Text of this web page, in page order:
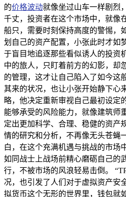
的价格波动就像坐过山车一样剧烈
千丈，投资者在这个市场中，就像
船只，需要时刻保持高度的警惕，
划自己的资产配置，小张此时才如
于盲目地追逐那些看似诱人的投资
中的旅人，只盯着前方的幻影，却
的管理，这才让自己陷入了如今这
其来的状况，也让小张开始静下心
略，他决定重新审视自己最初设定
能够承受的风险能力，就像建筑师
定出更加科学、合理、稳健的资产
情的研究和分析，不再像无头苍蝇
白，在这个充满机遇与挑战的市场
如同战士上战场前精心磨砺自己的
行，不被市场的风浪轻易击倒。
况，也引发了人们对于虚拟资产安
拟货币这个无形的世界里，钱包就